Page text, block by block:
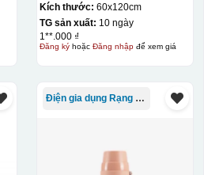
Kích thước: 60x120cm
TG sản xuất: 10 ngày
1**.000 ₫
Đăng kýhoặc Đăng nhậpđể xem giá
Điện gia dụng Rạng Đông